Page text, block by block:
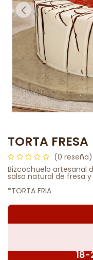
TORTA FRESA
(0 reseña)
Bizcochuelo artesanal
salsa natural de fresa
*TORTA FRIA